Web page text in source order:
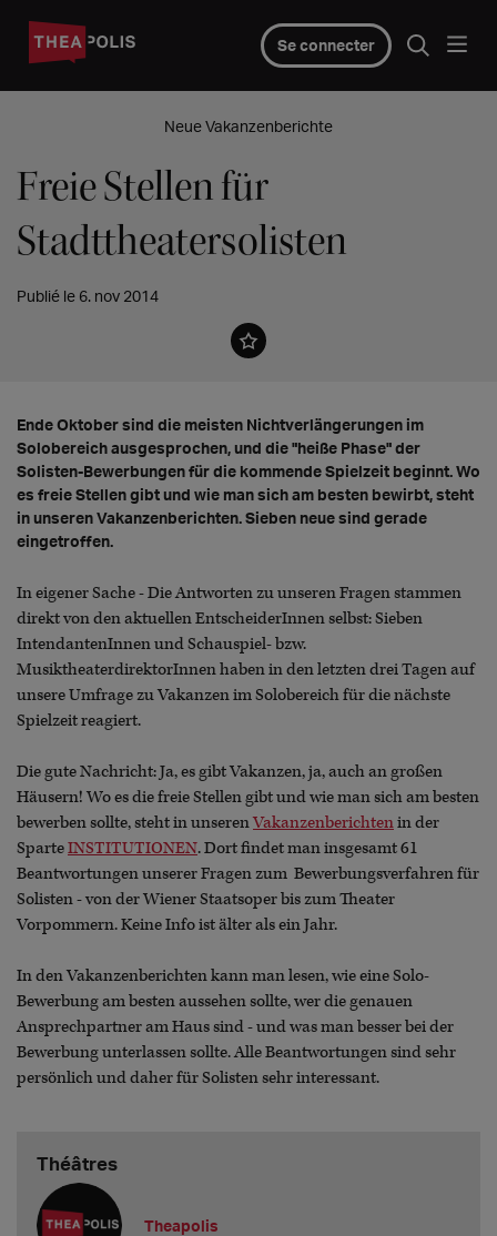
Se connecter
Neue Vakanzenberichte
Freie Stellen für
Stadttheatersolisten
Publié le 6. nov 2014
Ende Oktober sind die meisten Nichtverlängerungen im
Solobereich ausgesprochen, und die "heiße Phase" der
Solisten-Bewerbungen für die kommende Spielzeit beginnt. Wo
es freie Stellen gibt und wie man sich am besten bewirbt, steht
in unseren Vakanzenberichten. Sieben neue sind gerade
eingetroffen.
In eigener Sache - Die Antworten zu unseren Fragen stammen
direkt von den aktuellen EntscheiderInnen selbst: Sieben
IntendantenInnen und Schauspiel- bzw.
MusiktheaterdirektorInnen haben in den letzten drei Tagen auf
unsere Umfrage zu Vakanzen im Solobereich für die nächste
Spielzeit reagiert.
Die gute Nachricht: Ja, es gibt Vakanzen, ja, auch an großen
Häusern! Wo es die freie Stellen gibt und wie man sich am besten
bewerben sollte, steht in unserenVakanzenberichtenin der
SparteINSTITUTIONEN. Dort findet man insgesamt 61
Beantwortungen unserer Fragen zum Bewerbungsverfahren für
Solisten - von der Wiener Staatsoper bis zum Theater
Vorpommern. Keine Info ist älter als ein Jahr.
In den Vakanzenberichten kann man lesen, wie eine Solo-
Bewerbung am besten aussehen sollte, wer die genauen
Ansprechpartner am Haus sind - und was man besser bei der
Bewerbung unterlassen sollte. Alle Beantwortungen sind sehr
persönlich und daher für Solisten sehr interessant.
Théâtres
Theapolis